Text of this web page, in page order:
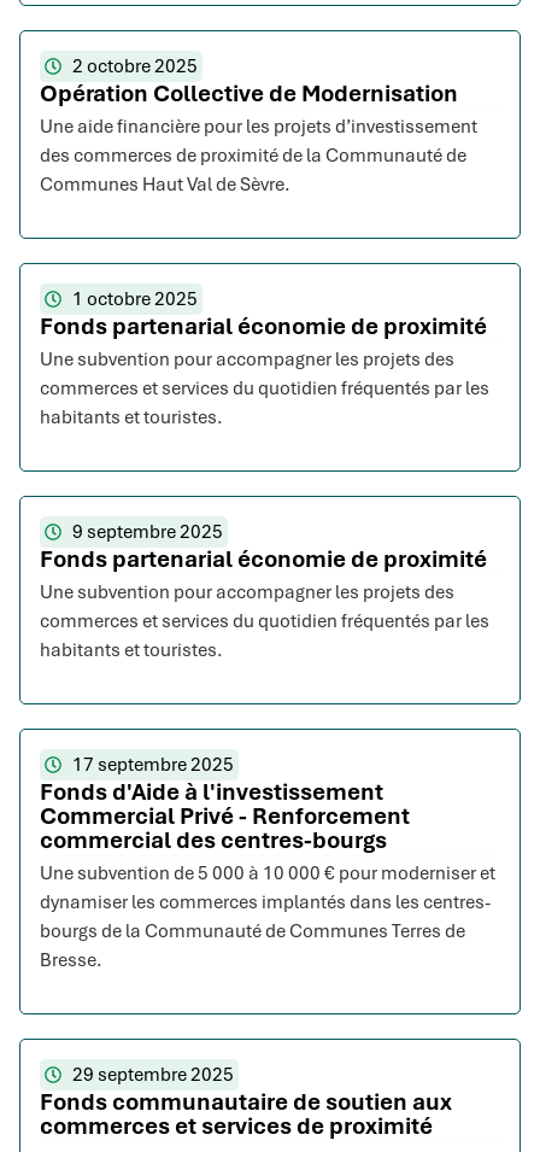
2 octobre 2025
Opération Collective de Modernisation
Une aide financière pour les projets d’investissement
des commerces de proximité de la Communauté de
Communes Haut Val de Sèvre.
1 octobre 2025
Fonds partenarial économie de proximité
Une subvention pour accompagner les projets des
commerces et services du quotidien fréquentés par les
habitants et touristes.
9 septembre 2025
Fonds partenarial économie de proximité
Une subvention pour accompagner les projets des
commerces et services du quotidien fréquentés par les
habitants et touristes.
17 septembre 2025
Fonds d'Aide à l'investissement
Commercial Privé - Renforcement
commercial des centres-bourgs
Une subvention de 5 000 à 10 000 € pour moderniser et
dynamiser les commerces implantés dans les centres-
bourgs de la Communauté de Communes Terres de
Bresse.
29 septembre 2025
Fonds communautaire de soutien aux
commerces et services de proximité